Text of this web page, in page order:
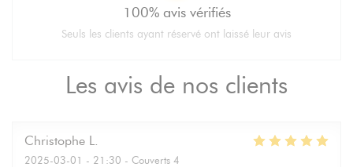
Les avis de nos clients
Christophe L
2025-03-01 - 21:30 - Couverts 4
100% avis vérifiés
Seuls les clients ayant réservé ont laissé leur avis